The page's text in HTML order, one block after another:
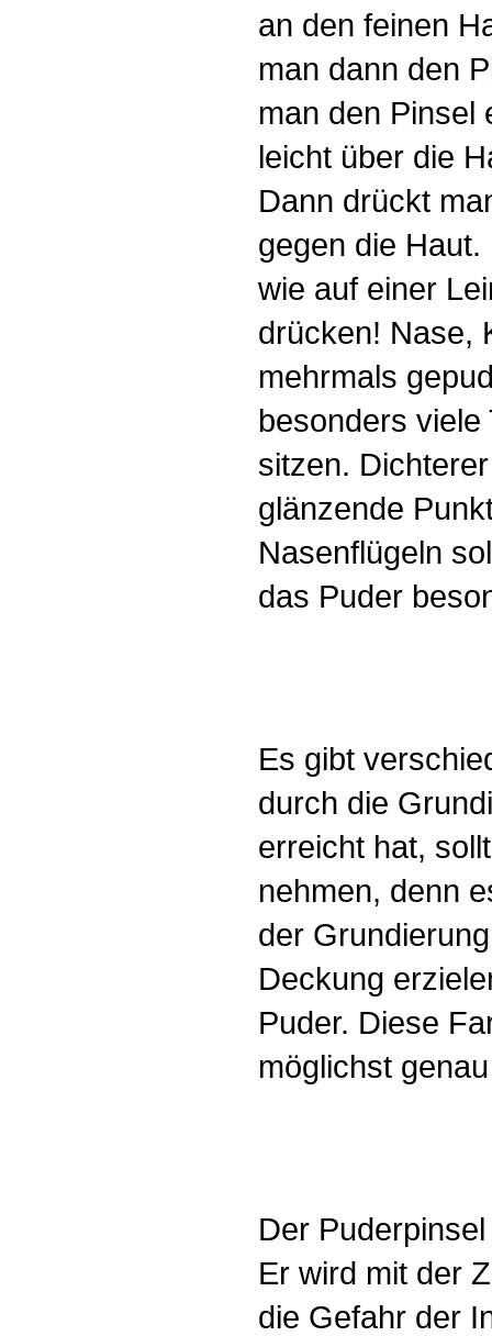
an den feinen
man dann den
man den Pinsel
leicht über die
Dann drückt
gegen die
wie auf einer
drücken! Nase,
mehrmals
besonders
sitzen.
glänzende
Nasenflügeln
das Puder
Es gibt
durch die
erreicht hat,
nehmen, denn
der
Deckung
Puder. Diese
möglichst
Der
Er wird mit der
die Gefahr der